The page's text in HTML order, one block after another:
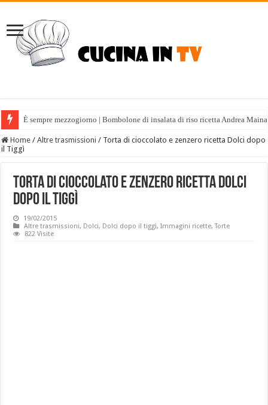
È sempre mezzogiorno | Bombolone di insalata di riso ricetta Andrea
Home / Altre trasmissioni / Torta di cioccolato e zenzero ricetta Dolci dopo
il Tiggì
Torta di cioccolato e zenzero ricetta Dolci
dopo il Tiggì
19/02/2015
Altre trasmissioni, Dolci, Dolci dopo il tiggì,Immagini ricette,Torte
822 Visite